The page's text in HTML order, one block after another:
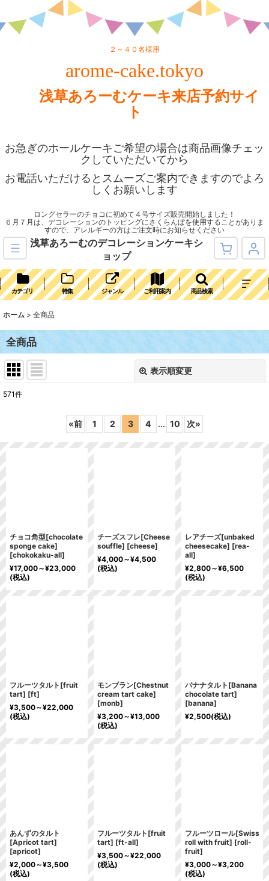
２～４０名様用
arome-cake.tokyo
浅草あろーむケーキ来店予約サイ
ト
お急ぎのホールケーキご希望の場合は商品画像チェッ
クしていただいてから
お電話いただけるとスムーズご案内できますのでよろ
しくお願いします
ロングセラーのチョコに初めて４号サイズ販売開始しました！
６月７月は、デコレーションのトッピングにさくらんぼを使用することがありま
すので、アレルギーの方はご注文時にお知らせください
浅草あろーむのデコレーションケーキシ
ョップ
カテゴリ 特集 ジャンル ご利用案内 商品検索
ホーム > 全商品
全商品
表示順変更
571件
«前 1 2 3 4 ... 10 次»
チョコ角型[chocolate
sponge cake]
[chokokaku-all]
¥17,000～¥23,000
(税込)
チーズスフレ[Cheese
souffle] [cheese]
¥4,000～¥4,500
(税込)
レアチーズ[unbaked
cheesecake] [rea-
all]
¥2,800～¥6,500
(税込)
フルーツタルト[fruit
tart] [ft]
¥3,500～¥22,000
(税込)
モンブラン[Chestnut
cream tart cake]
[monb]
¥3,200～¥13,000
(税込)
バナナタルト[Banana
chocolate tart]
[banana]
¥2,500(税込)
あんずのタルト
[Apricot tart]
[apricot]
¥2,000～¥3,500
(税込)
フルーツタルト[fruit
tart] [ft-all]
¥3,500～¥22,000
(税込)
フルーツロール[Swiss
roll with fruit] [roll-
fruit]
¥3,000～¥3,200
(税込)